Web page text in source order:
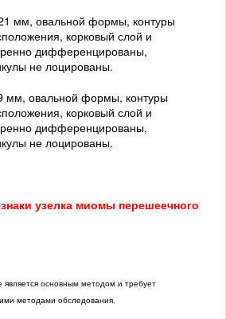
мм, овальной формы, контуры
корковый слой и
дифференцированы,
не лоцированы.
мм, овальной формы, контуры
корковый слой и
дифференцированы,
не лоцированы.
узелка миомы перешеечного
является основным методом и требует
методами обследования.